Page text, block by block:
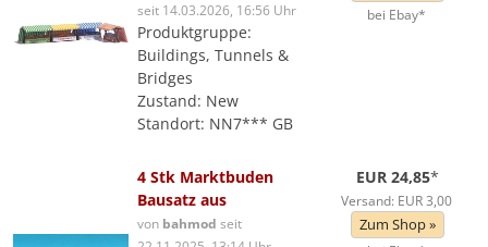
seit 14.03.2026, 16:56 Uhr
Produktgruppe:
Buildings, Tunnels &
Bridges
Zustand: New
Standort: NN7*** GB
bei Ebay*
4 Stk Marktbuden
Bausatz aus
von bahmod seit
EUR 24,85*
Versand: EUR 3,00
Zum Shop »